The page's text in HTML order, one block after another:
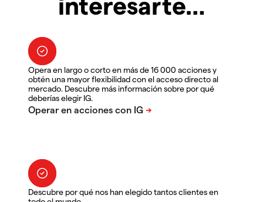
Opera en largo o corto en más de 16 000 acciones y
obtén una mayor flexibilidad con el acceso directo al
mercado. Descubre más información sobre por qué
deberías elegir IG.
Descubre por qué nos han elegido tantos clientes en